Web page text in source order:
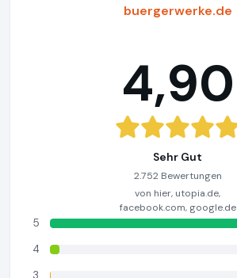
buergerwerke.de
4,90
Sehr Gut
2.752 Bewertungen
von hier, utopia.de,
facebook.com, google.de
5
4